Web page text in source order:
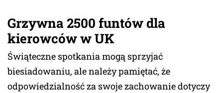
Grzywna 2500 funtów dla
kierowców w UK
Świąteczne spotkania mogą sprzyjać
biesiadowaniu, ale należy pamiętać, że
odpowiedzialność za swoje zachowanie dotyczy